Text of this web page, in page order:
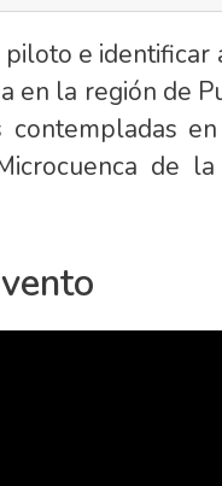
e identificar
en la región de
contempladas
de